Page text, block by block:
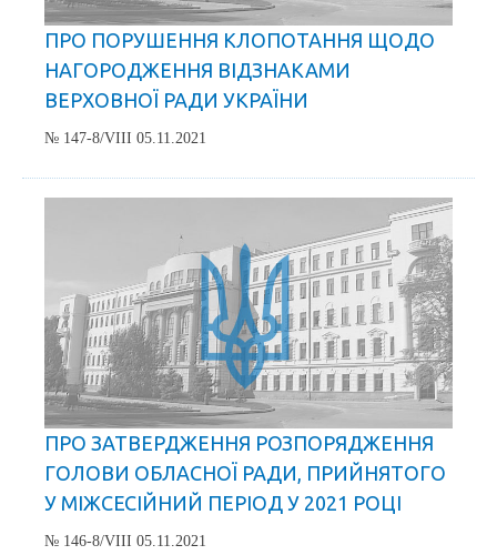
ПРО ПОРУШЕННЯ КЛОПОТАННЯ ЩОДО
НАГОРОДЖЕННЯ ВІДЗНАКАМИ
ВЕРХОВНОЇ РАДИ УКРАЇНИ
№ 147-8/VIII 05.11.2021
ПРО ЗАТВЕРДЖЕННЯ РОЗПОРЯДЖЕННЯ
ГОЛОВИ ОБЛАСНОЇ РАДИ, ПРИЙНЯТОГО
У МІЖСЕСІЙНИЙ ПЕРІОД У 2021 РОЦІ
№ 146-8/VIII 05.11.2021